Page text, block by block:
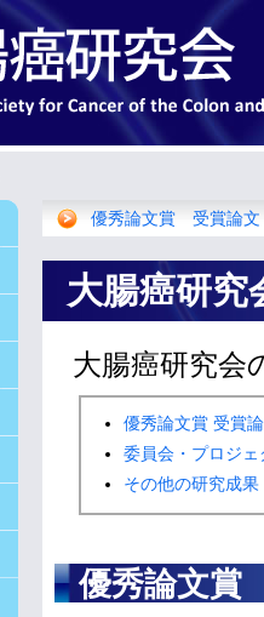
優秀論文賞 受賞論文
大腸癌研究
大腸癌研究会
優秀論文賞 受賞
委員会・プロジ
その他の研究成果
優秀論文